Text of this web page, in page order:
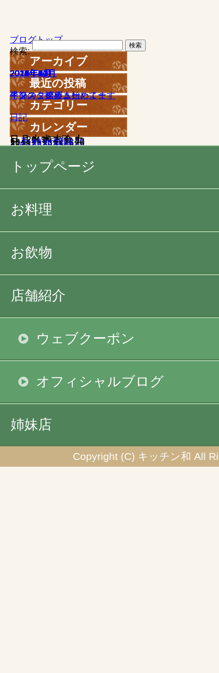
ブログトップ
検索:
アーカイブ
2021年11月
2019年7月
2019年6月
2019年5月
2019年4月
2019年3月
2019年2月
2019年1月
2018年7月
2018年6月
2018年5月
2018年1月
2017年12月
2017年11月
2017年10月
2017年9月
2017年8月
2017年6月
2017年5月
2017年4月
2017年3月
2017年2月
2017年1月
2016年12月
2016年11月
2016年10月
2016年9月
2016年8月
2016年7月
2016年6月
2016年5月
2016年4月
2016年3月
2016年2月
2016年1月
2015年12月
2015年11月
2015年10月
2015年9月
2015年8月
2015年7月
2015年6月
2015年5月
2015年4月
2015年3月
2015年2月
2015年1月
2014年12月
2014年11月
2014年9月
2014年8月
2014年7月
2014年6月
2014年5月
2014年4月
2014年3月
2014年2月
2014年1月
2013年12月
2013年11月
2013年10月
2013年9月
最近の投稿
季節のご挨拶
インスタグラム始めてます
インスタ始めましたよー
インスタデビュー
牛タン
カテゴリー
日記
カレンダー
2019年1月
日 月 火 水 木 金 土
« 7月 2月 »
1 2 3 4 5
6 7 8 9 101112
13141516171819
20212223242526
2728293031
トップページ
お料理
お飲物
店舗紹介
ウェブクーポン
オフィシャルブログ
姉妹店
Copyright (C) キッチン和 All